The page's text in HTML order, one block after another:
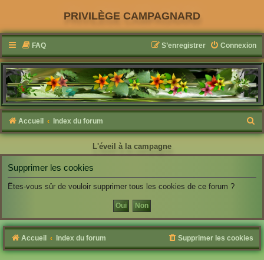
PRIVILÈGE CAMPAGNARD
FAQ Connexion
S’enregistrer
Accueil Index du forum
e
e
h
r
L'éveil à la campagne
Supprimer les cookies
Êtes-vous sûr de vouloir supprimer tous les cookies de ce forum ?
Accueil Index du forum Supprimer les cookies